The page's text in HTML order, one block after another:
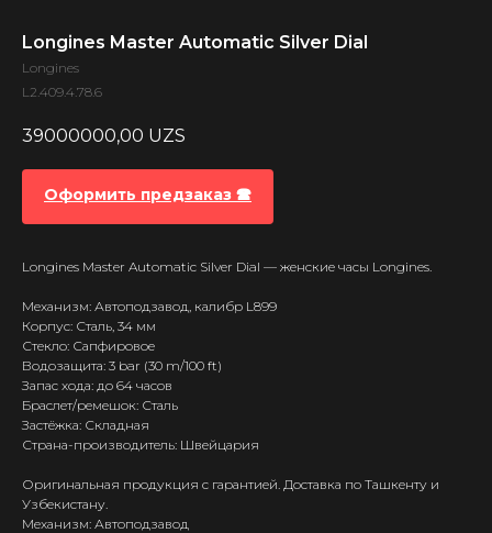
Longines Master Automatic Silver Dial
Longines
L2.409.4.78.6
39000000,00 UZS
Оформить предзаказ 🕿
Longines Master Automatic Silver Dial — женские часы Longines.
Механизм: Автоподзавод, калибр L899
Корпус: Сталь, 34 мм
Стекло: Сапфировое
Водозащита: 3 bar (30 m/100 ft)
Запас хода: до 64 часов
Браслет/ремешок: Сталь
Застёжка: Складная
Страна-производитель: Швейцария
Оригинальная продукция с гарантией. Доставка по Ташкенту и
Узбекистану.
Механизм: Автоподзавод